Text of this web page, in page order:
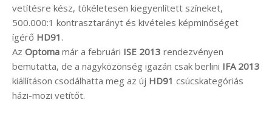
vetítésre kész, tökéletesen kiegyenlített színeket,
500.000:1 kontrasztarányt és kivételes képminőséget
ígérő HD91 .
Az Optoma már a februári ISE 2013 rendezvényen
bemutatta, de a nagyközönség igazán csak berlini IFA 2013
kiállításon csodálhatta meg az új HD91 csúcskategóriás
házi-mozi vetítőt.